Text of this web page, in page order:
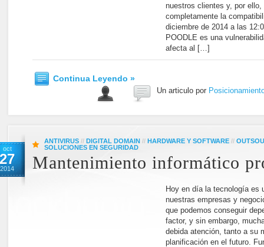
nuestros clientes y, por
completamente la
diciembre de 2014 a las
POODLE es una
afecta al […]
Continua Leyendo »
Un articulo por
oct
27
2014
ANTIVIRUS // DIGITAL DOMAIN // HARDWARE Y SOFTWARE //
SOLUCIONES EN SEGURIDAD
Mantenimiento informático
Hoy en día la tecnología es
nuestras empresas y
que podemos conseguir
factor, y sin embargo,
debida atención, tanto a su
planificación en el futuro.